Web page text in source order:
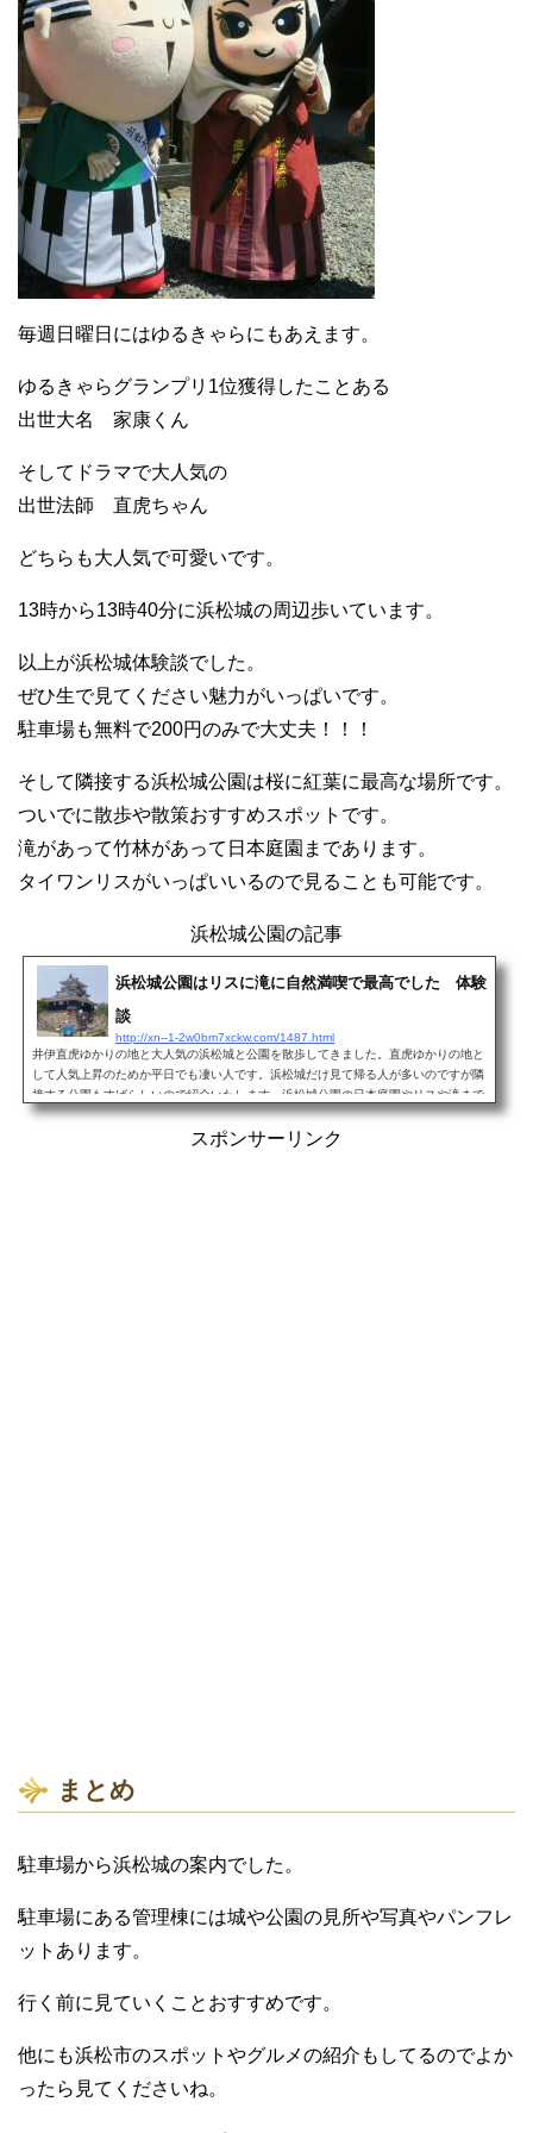
毎週日曜日にはゆるきゃらにもあえます。
ゆるきゃらグランプリ1位獲得したことある
出世大名 家康くん
そしてドラマで大人気の
出世法師 直虎ちゃん
どちらも大人気で可愛いです。
13時から13時40分に浜松城の周辺歩いています。
以上が浜松城体験談でした。
ぜひ生で見てください魅力がいっぱいです。
駐車場も無料で200円のみで大丈夫！！！
そして隣接する浜松城公園は桜に紅葉に最高な場所です。
ついでに散歩や散策おすすめスポットです。
滝があって竹林があって日本庭園まであります。
タイワンリスがいっぱいいるので見ることも可能です。
浜松城公園の記事
浜松城公園はリスに滝に自然満喫で最高でした 体験
談
http://xn--1-2w0bm7xckw.com/1487.html
井伊直虎ゆかりの地と大人気の浜松城と公園を散歩してきました。直虎ゆかりの地と
して人気上昇のためか平日でも凄い人です。浜松城だけ見て帰る人が多いのですが隣
接する公園もすばらしいので紹介いたします。浜松城公園の日本庭園やリスや滝まで
いろいろ案内します...
スポンサーリンク
まとめ
駐車場から浜松城の案内でした。
駐車場にある管理棟には城や公園の見所や写真やパンフレ
ットあります。
行く前に見ていくことおすすめです。
他にも浜松市のスポットやグルメの紹介もしてるのでよか
ったら見てくださいね。